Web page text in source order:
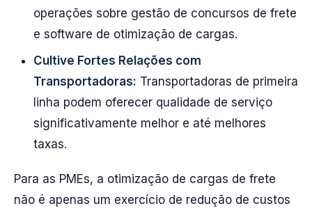
operações sobre gestão de concursos de frete
e software de otimização de cargas.
Cultive Fortes Relações com
Transportadoras: Transportadoras de primeira
linha podem oferecer qualidade de serviço
significativamente melhor e até melhores
taxas.
Para as PMEs, a otimização de cargas de frete
não é apenas um exercício de redução de custos